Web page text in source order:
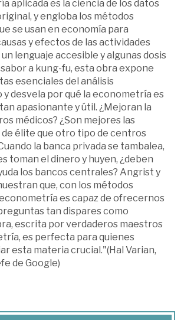
aplicada es la ciencia de los datos
y engloba los métodos
se usan en economía para
y efectos de las actividades
un lenguaje accesible y algunas dosis
a kung-fu, esta obra expone
esenciales del análisis
desvela por qué la econometría es
apasionante y útil. ¿Mejoran la
médicos? ¿Son mejores las
élite que otro tipo de centros
la banca privada se tambalea,
toman el dinero y huyen, ¿deben
los bancos centrales? Angrist y
que, con los métodos
es capaz de ofrecernos
tan dispares como
escrita por verdaderos maestros
es perfecta para quienes
esta materia crucial."(Hal Varian,
de Google)